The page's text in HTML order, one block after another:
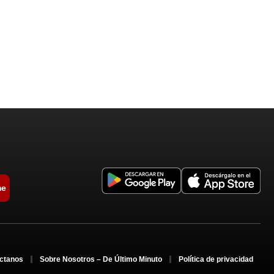
Sobre Nosotros – De Último Minuto Política de privacidad